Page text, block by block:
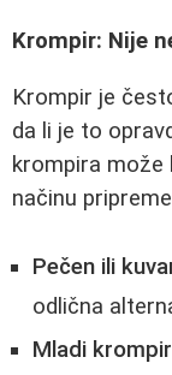
Krompir: Nije
Krompir je
da li je to
krompira može
načinu
Pečen ili
odlična
Mladi krompir